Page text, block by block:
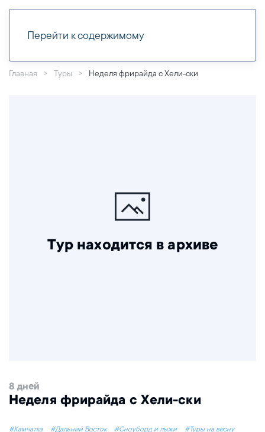
Перейти к содержимому
Главная Туры Неделя фрирайда с Хели-ски
Тур находится в архиве
8 дней
Неделя фрирайда с Хели-ски
#Камчатка #Дальний Восток #Сноуборд и лыжи
#Туры на весну